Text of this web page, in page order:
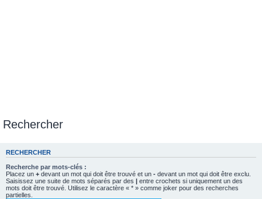
Rechercher
RECHERCHER
Recherche par mots-clés :
Placez un + devant un mot qui doit être trouvé et un - devant un mot qui doit être exclu.
Saisissez une suite de mots séparés par des | entre crochets si uniquement un des
mots doit être trouvé. Utilisez le caractère « * » comme joker pour des recherches
partielles.